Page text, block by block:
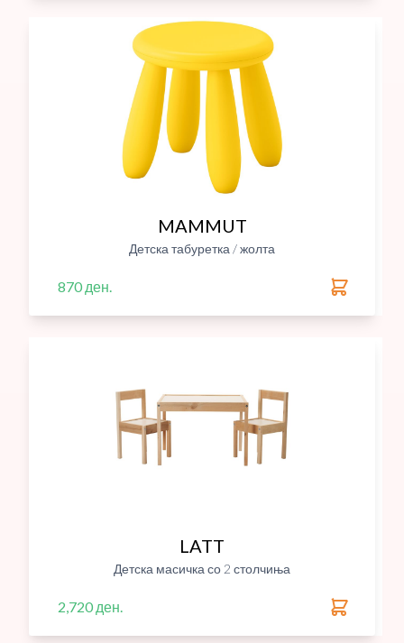
MAMMUT
Детска табуретка / жолта
870 ден.
LATT
Детска масичка со 2 столчиња
2,720 ден.